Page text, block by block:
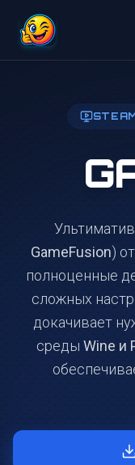
GameFusion)
полноценные
сложных
докачивает
среды Wine и